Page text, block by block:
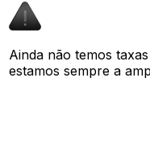
Ainda não temos
estamos sempre a